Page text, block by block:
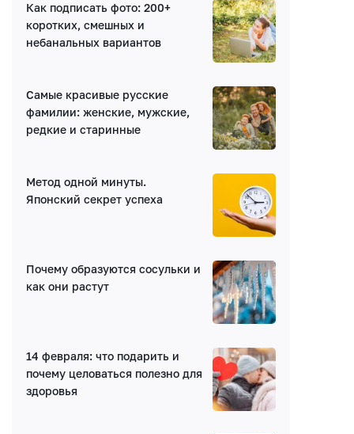
Нет комментариев
Имя*
Получать уведомления об ответах
Как подписать фото: 200+
коротких, смешных и
небанальных вариантов
Самые красивые русские
фамилии: женские, мужские,
редкие и старинные
Метод одной минуты.
Японский секрет успеха
Почему образуются сосульки и
как они растут
14 февраля: что подарить и
почему целоваться полезно для
здоровья